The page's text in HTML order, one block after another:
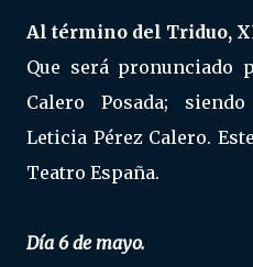
Al término del Triduo,
Que será pronunciado
Calero Posada;
Leticia Pérez Calero.
Teatro España.
Día 6 de mayo.